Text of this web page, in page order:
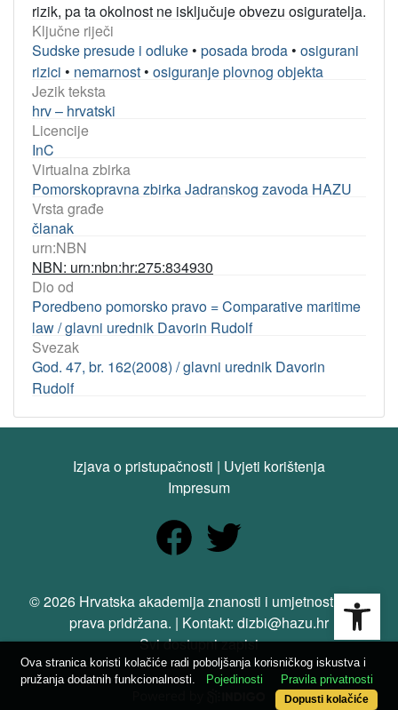
rizik, pa ta okolnost ne isključuje obvezu osiguratelja.
Ključne riječi
Sudske presude i odluke • posada broda • osigurani
rizici • nemarnost • osiguranje plovnog objekta
Jezik teksta
hrv – hrvatski
Licencije
InC
Virtualna zbirka
Pomorskopravna zbirka Jadranskog zavoda HAZU
Vrsta građe
članak
urn:NBN
NBN: urn:nbn:hr:275:834930
Dio od
Poredbeno pomorsko pravo = Comparative maritime
law / glavni urednik Davorin Rudolf
Svezak
God. 47, br. 162(2008) / glavni urednik Davorin
Rudolf
Izjava o pristupačnosti | Uvjeti korištenja
Impresum
© 2026 Hrvatska akademija znanosti i umjetnosti. Sva
prava pridržana. | Kontakt: dizbi@hazu.hr
Svi dostupni zapisi
Ova stranica koristi kolačiće radi poboljšanja korisničkog iskustva i
pružanja dodatnih funkcionalnosti.
Pojedinosti Pravila privatnosti
Dopusti kolačiće